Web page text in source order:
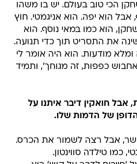
הכי טוב בעולם. יש בו משהו
אבל הוא יפה. הוא אניגמטי. חוץ
הוא כמו במאי נוסף. הוא
את התסריט תוך כדי תנועה.
מודעות. הוא היה אומר לי
כפפות, זה מגוחך', ותמיד
אבל חואקין דיבר איתנו על
של הדמות שלו.
אבל רצה לשמור את הכרס.
כמו טילדה סווינטון.